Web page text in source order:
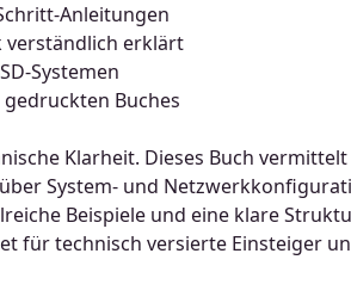
Anleitungen
verständlich erklärt
Systemen
Buches
Klarheit. Dieses Buch
System- und
Beispiele und eine klare
für technisch versierte Einsteiger